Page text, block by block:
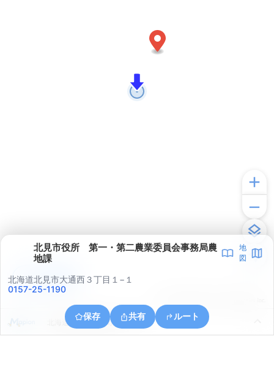
北見市役所 第一・第二農業委員会事務局農
地課
地
図
北海道北見市大通西３丁目１−１
0157-25-1190
保存 共有 ルート
北海道北見市常盤町４丁目８
アプリで見る